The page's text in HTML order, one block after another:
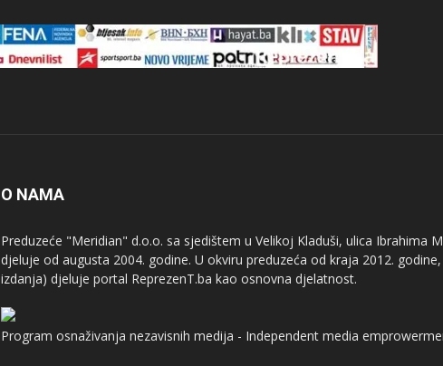
O NAMA
Preduzeće "Meridian" d.o.o. sa sjedištem u Velikoj Kladuši, ulica Ibrahima
djeluje od augusta 2004. godine. U okviru preduzeća od kraja 2012.
izdanja) djeluje portal ReprezenT.ba kao osnovna djelatnost.
Program osnaživanja nezavisnih medija - Independent media